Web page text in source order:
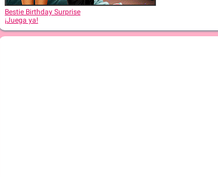
Bestie Birthday Surprise
¡Juega ya!